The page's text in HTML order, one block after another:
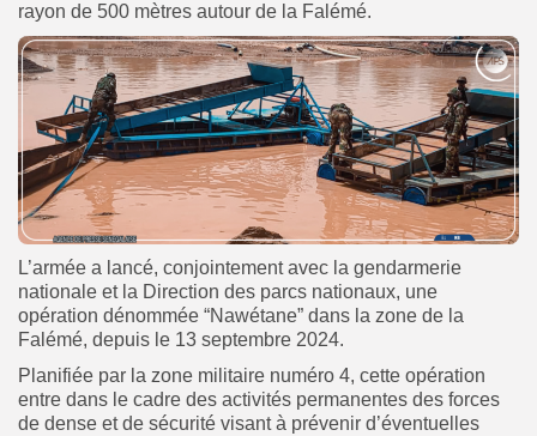
rayon de 500 mètres autour de la Falémé.
L’armée a lancé, conjointement avec la gendarmerie
nationale et la Direction des parcs nationaux, une
opération dénommée “Nawétane” dans la zone de la
Falémé, depuis le 13 septembre 2024.
Planifiée par la zone militaire numéro 4, cette opération
entre dans le cadre des activités permanentes des forces
de dense et de sécurité visant à prévenir d’éventuelles